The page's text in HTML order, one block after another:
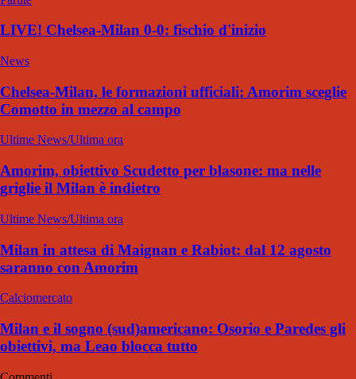
LIVE! Chelsea-Milan 0-0: fischio d'inizio
News
Chelsea-Milan, le formazioni ufficiali: Amorim sceglie
Comotto in mezzo al campo
Ultime News/Ultima ora
Amorim, obiettivo Scudetto per blasone: ma nelle
griglie il Milan è indietro
Ultime News/Ultima ora
Milan in attesa di Maignan e Rabiot: dal 12 agosto
saranno con Amorim
Calciomercato
Milan e il sogno (sud)americano: Osorio e Paredes gli
obiettivi, ma Leao blocca tutto